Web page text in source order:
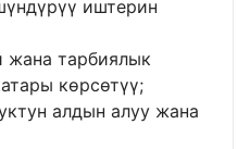
иштерин
тарбиялык
көрсөтүү;
алдын алуу жана